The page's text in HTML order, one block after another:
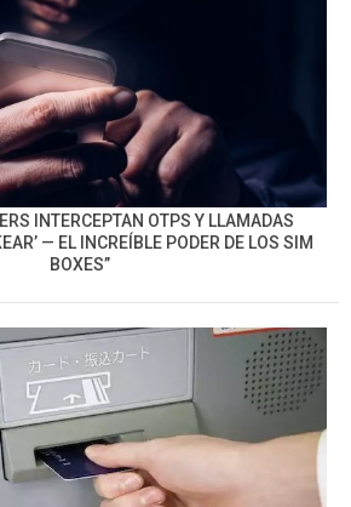
INTERCEPTAN OTPS Y LLAMADAS
— EL INCREÍBLE PODER DE LOS SIM
BOXES”